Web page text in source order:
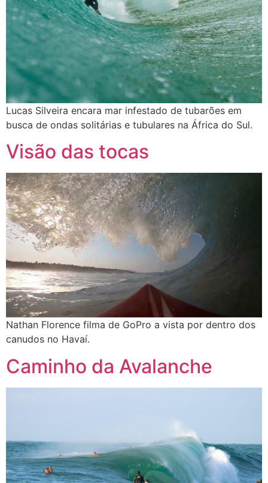
Lucas Silveira encara mar infestado de tubarões em
busca de ondas solitárias e tubulares na África do Sul.
Visão das tocas
Nathan Florence filma de GoPro a vista por dentro dos
canudos no Havaí.
Caminho da Avalanche